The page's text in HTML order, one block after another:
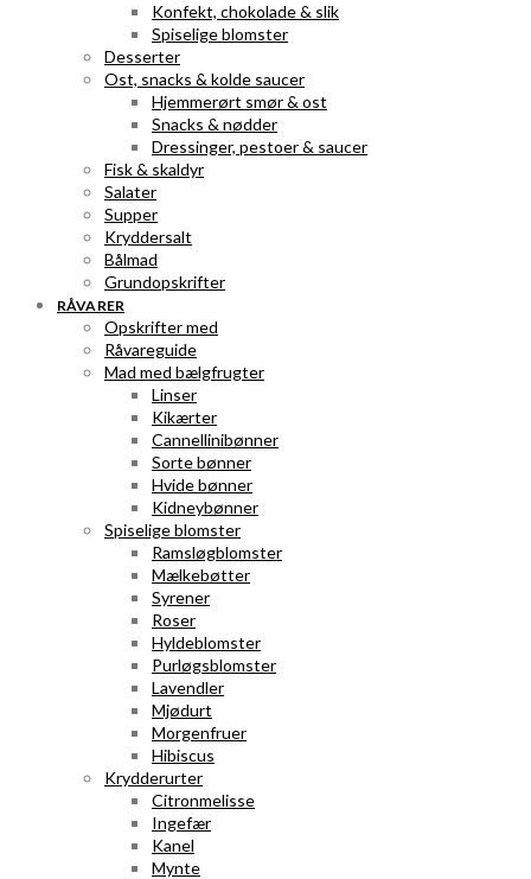
Konfekt, chokolade & slik
Spiselige blomster
Desserter
Ost, snacks & kolde saucer
Hjemmerørt smør & ost
Snacks & nødder
Dressinger, pestoer & saucer
Fisk & skaldyr
Salater
Supper
Kryddersalt
Bålmad
Grundopskrifter
RÅVARER
Opskrifter med
Råvareguide
Mad med bælgfrugter
Linser
Kikærter
Cannellinibønner
Sorte bønner
Hvide bønner
Kidneybønner
Spiselige blomster
Ramsløgblomster
Mælkebøtter
Syrener
Roser
Hyldeblomster
Purløgsblomster
Lavendler
Mjødurt
Morgenfruer
Hibiscus
Krydderurter
Citronmelisse
Ingefær
Kanel
Mynte